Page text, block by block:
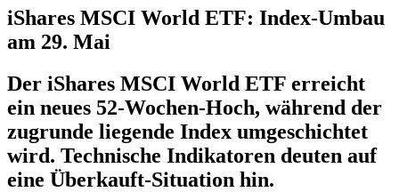
iShares MSCI World ETF: Index-Umbau
am 29. Mai
Der iShares MSCI World ETF erreicht
ein neues 52-Wochen-Hoch, während der
zugrunde liegende Index umgeschichtet
wird. Technische Indikatoren deuten auf
eine Überkauft-Situation hin.